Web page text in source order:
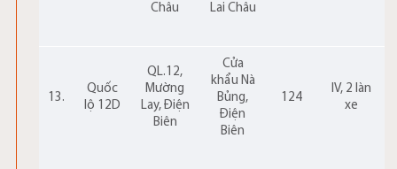
Châu
Lai Châu
13.
Quốc
lộ 12D
QL.12,
Mường
Lay, Điện
Biên
Cửa
khẩu Nà
Bủng,
Điện
Biên
124
IV, 2 làn
xe